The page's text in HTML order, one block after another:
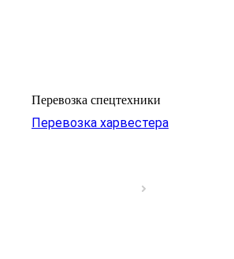
Перевозка спецтехники
Перевозка харвестера